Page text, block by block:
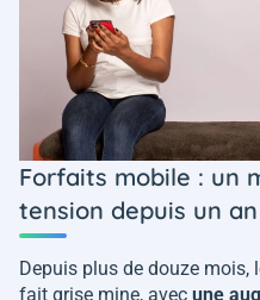
Forfaits mobile : un
tension depuis un an
Depuis plus de douze
fait grise mine, avec une